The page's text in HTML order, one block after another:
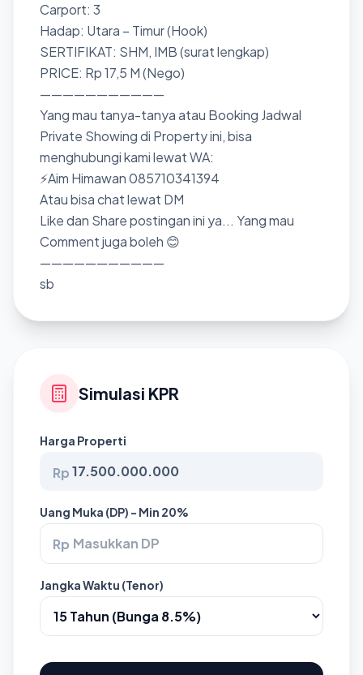
Carport: 3
Hadap: Utara – Timur (Hook)
SERTIFIKAT: SHM, IMB (surat lengkap)
PRICE: Rp 17,5 M (Nego)
———————————
Yang mau tanya-tanya atau Booking Jadwal
Private Showing di Property ini, bisa
menghubungi kami lewat WA:
⚡Aim Himawan 085710341394
Atau bisa chat lewat DM
Like dan Share postingan ini ya... Yang mau
Comment juga boleh 😊
———————————
sb
Simulasi KPR
Harga Properti
Rp
Uang Muka (DP) - Min 20%
Rp
Jangka Waktu (Tenor)